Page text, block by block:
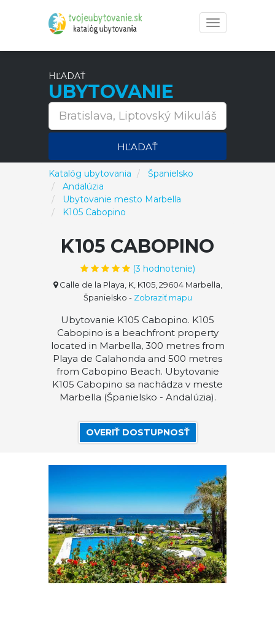
Toggle
navigation
HĽADAŤ
UBYTOVANIE
HĽADAŤ
Katalóg ubytovania
Španielsko
Andalúzia
Ubytovanie mesto Marbella
K105 Cabopino
K105 CABOPINO
(3 hodnotenie)
Calle de la Playa, K, K105, 29604 Marbella,
Španielsko - Zobraziť mapu
Ubytovanie K105 Cabopino. K105
Cabopino is a beachfront property
located in Marbella, 300 metres from
Playa de Calahonda and 500 metres
from Cabopino Beach. Ubytovanie
K105 Cabopino sa nachádza v meste
Marbella (Španielsko - Andalúzia).
OVERIŤ DOSTUPNOSŤ